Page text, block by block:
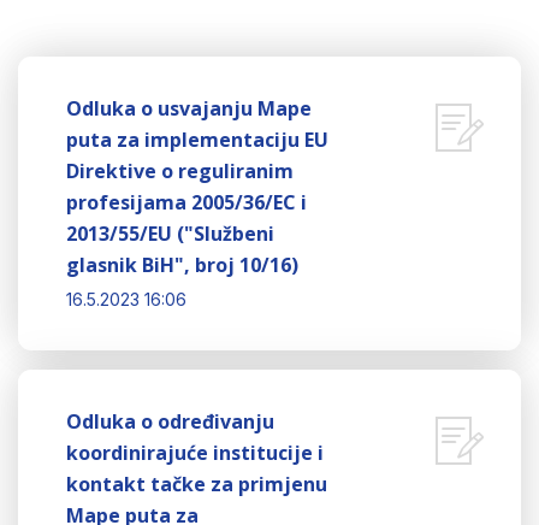
Odluka o usvajanju Mape
puta za implementaciju EU
Direktive o reguliranim
profesijama 2005/36/EC i
2013/55/EU ("Službeni
glasnik BiH", broj 10/16)
16.5.2023 16:06
Odluka o određivanju
koordinirajuće institucije i
kontakt tačke za primjenu
Mape puta za